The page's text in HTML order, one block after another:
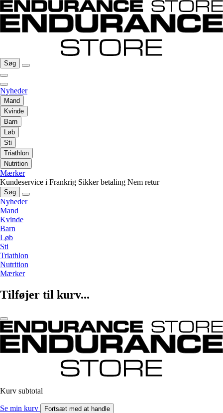
Søg
Nyheder
Mand
Kvinde
Barn
Løb
Sti
Triathlon
Nutrition
Mærker
Kundeservice i Frankrig Sikker betaling Nem retur
Søg
Nyheder
Mand
Kvinde
Barn
Løb
Sti
Triathlon
Nutrition
Mærker
Tilføjer til kurv...
Kurv subtotal
Se min kurv Fortsæt med at handle